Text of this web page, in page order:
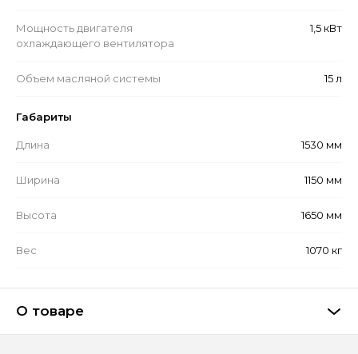
Мощность двигателя
охлаждающего вентилятора
1,5 кВт
Объем масляной системы 15 л
Габариты
Длина 1530 мм
Ширина 1150 мм
Высота 1650 мм
Вес 1070 кг
О товаре